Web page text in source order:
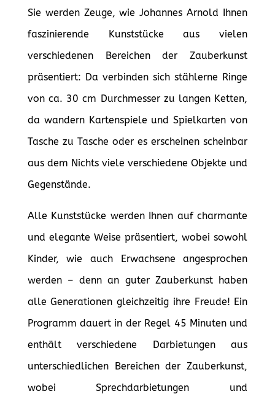
Sie werden Zeuge, wie Johannes Arnold Ihnen
faszinierende Kunststücke aus vielen
verschiedenen Bereichen der Zauberkunst
präsentiert: Da verbinden sich stählerne Ringe
von ca. 30 cm Durchmesser zu langen Ketten,
da wandern Kartenspiele und Spielkarten von
Tasche zu Tasche oder es erscheinen scheinbar
aus dem Nichts viele verschiedene Objekte und
Gegenstände.
Alle Kunststücke werden Ihnen auf charmante
und elegante Weise präsentiert, wobei sowohl
Kinder, wie auch Erwachsene angesprochen
werden – denn an guter Zauberkunst haben
alle Generationen gleichzeitig ihre Freude! Ein
Programm dauert in der Regel 45 Minuten und
enthält verschiedene Darbietungen aus
unterschiedlichen Bereichen der Zauberkunst,
wobei Sprechdarbietungen und